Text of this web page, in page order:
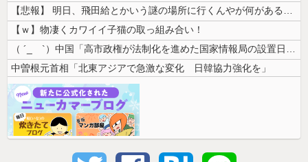
【悲報】 明日、飛田給とかいう謎の場所に行くんやが何があるんや????...
【ｗ】物凄くカワイイ子猫の取っ組み合い！
（ ´_ゝ`）中国「高市政権が法制化を進めた国家情報局の設置日が7月3...
中曽根元首相「北東アジアで急激な変化 日韓協力強化を」